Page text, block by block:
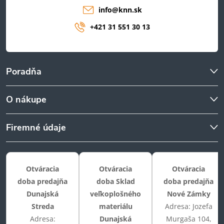
Poradňa
O nákupe
Firemné údaje
info@knn.sk
+421 31 551 30 13
Otváracia
doba predajňa
Dunajská
Streda
Adresa:
Otváracia
doba Sklad
veľkoplošného
materiálu
Dunajská
Otváracia
doba predajňa
Nové Zámky
Adresa: Jozefa
Murgaša 104,